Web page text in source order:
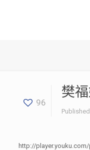
96
樊
http://